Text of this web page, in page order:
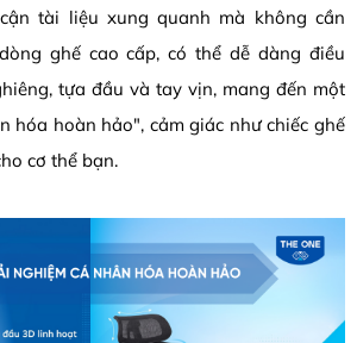
tài liệu xung quanh mà không cần
ghế cao cấp, có thể dễ dàng điều
tựa đầu và tay vịn, mang đến một
hóa hoàn hảo", cảm giác như chiếc ghế
cơ thể bạn.